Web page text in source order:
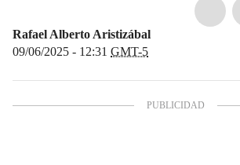
Rafael Alberto Aristizábal
09/06/2025 - 12:31 GMT-5